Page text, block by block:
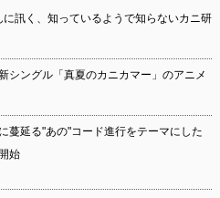
に訊く、知っているようで知らないカニ研
シングル「真夏のカニカマー」のアニメ
蔓延る"あの"コード進行をテーマにした
始